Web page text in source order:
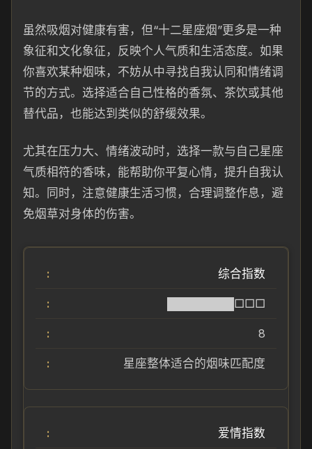
虽然吸烟对健康有害，但“十二星座烟”更多是一种
象征和文化象征，反映个人气质和生活态度。如果
你喜欢某种烟味，不妨从中寻找自我认同和情绪调
节的方式。选择适合自己性格的香氛、茶饮或其他
替代品，也能达到类似的舒缓效果。
尤其在压力大、情绪波动时，选择一款与自己星座
气质相符的香味，能帮助你平复心情，提升自我认
知。同时，注意健康生活习惯，合理调整作息，避
免烟草对身体的伤害。
综合指数
████████□□□
8
星座整体适合的烟味匹配度
爱情指数